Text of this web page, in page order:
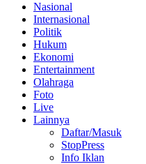
Nasional
Internasional
Politik
Hukum
Ekonomi
Entertainment
Olahraga
Foto
Live
Lainnya
Daftar/Masuk
StopPress
Info Iklan